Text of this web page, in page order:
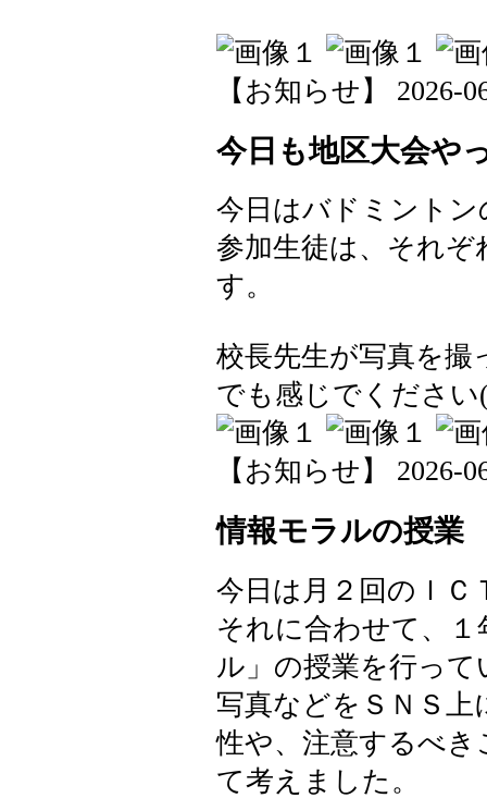
【お知らせ】 2026-
今日も地区大会や
今日はバドミント
参加生徒は、それ
す。
校長先生が写真を
でも感じでくださ
【お知らせ】 2026-
情報モラルの授業
今日は月２回のＩＣ
それに合わせて、
ル」の授業を行って
写真などをＳＮＳ
性や、注意するべ
て考えました。